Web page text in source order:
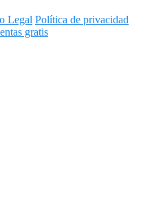
Legal Política de privacidad
gratis